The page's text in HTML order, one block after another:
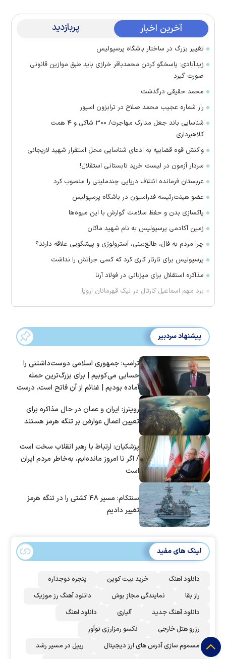
آخرین اخبار پربازدید
تغییر بزرگ در ساختار باشگاه پرسپولیس
زیدآبادی: پاسخگو کردن محمدباقر خرازی باید طبق موازین قانونی
صورت گیرد
محمد حقیقی درگذشت
راز شماره عجیب محمد صلاح در ترابزون اسپور
شناسایی باند جعل مدارک مهاجرت/ ۳۰۰ شاکی و ۴ همت
کلاهبرداری
واکنش قوه قضاییه به ادعای شناسایی محل استقرار شهید لاریجانی
سردار آزمون در لیست خرید تابستانی استقلال!
عربستان فرمانده ائتلاف دریایی چندملیتی را منصوب کرد
عضو هیئت‌رئیسه فدراسیون در باشگاه پرسپولیس
پاکسازی بدن و حفظ سلامت گوارش با این میوه‌ها
زمین آکادمی پرسپولیس به نام شهید ماکان
چرا مردم به فال، طالع‌بینی، آسترولوژی و پیشگویی علاقه دارند؟
پرسپولیس برای تارتار کاری کرد که کسی جرأتش را نداشت
مذاکره استقلال برای میزبانی در فولاد آرنا
برد مهم اسماعیل کارتال در لیگ قهرمانان اروپا
پیشنهاد سردبیر
ترامپ: جمهوری اسلامی دوست‌داشتنی را
حسابی می‌کوبیم | برای بزرگ‌ترین حمله
آماده بودیم | غنائم از آنِ فاتح است، درست
رویترز: ایران و عمان در حال مذاکره برای
تعیین اعمال عوارض بر تنگه هرمز هستند
پزشکیان: ارتباط با رهبر انقلاب سخت است
/ اگر تا امروز مانده‌ایم، به‌خاطر مردم ایران
است
سنتکام: مسیر ۴۸ کشتی را در تنگه هرمز
تغییر دادیم
لینک های مفید
دانلود اهنگ خرید بیت کوین
پنجره دوجداره
راز بقا
نمایندگی مجاز بوش
دانلود آهنگ رز‌ موزیک
دانلود آهنگ جدید
آلپاری
دانلود اهنگ
رزرو هتل خارجی
نکسو رمزارزی نوآور
مسموم سازی آدرس های ارز دیجیتال
ریپل در مسیر رشد